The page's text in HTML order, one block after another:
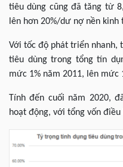
tiêu dùng cũng đã tăng từ
lên hơn 20%/dư nợ nền kinh
Với tốc độ phát triển nhanh,
tiêu dùng trong tổng tín
mức 1% năm 2011, lên mức
Tính đến cuối năm 2020,
hoạt động, với tổng vốn